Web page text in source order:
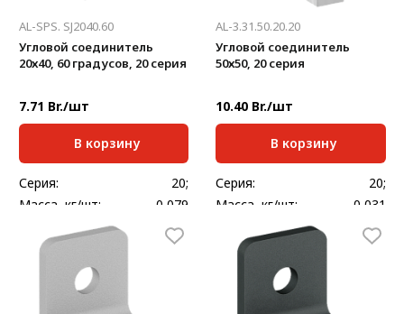
AL-SPS. SJ2040.60
Угловой соединитель
20х40, 60 градусов, 20 серия
7.71 Br./шт
В корзину
Серия:
20;
Масса, кг/шт:
0,079
Толщина, мм:
2,5
AL-3.31.50.20.20
Угловой соединитель
50х50, 20 серия
10.40 Br./шт
В корзину
Серия:
20;
Масса, кг/шт:
0,031
Ширина, мм:
14